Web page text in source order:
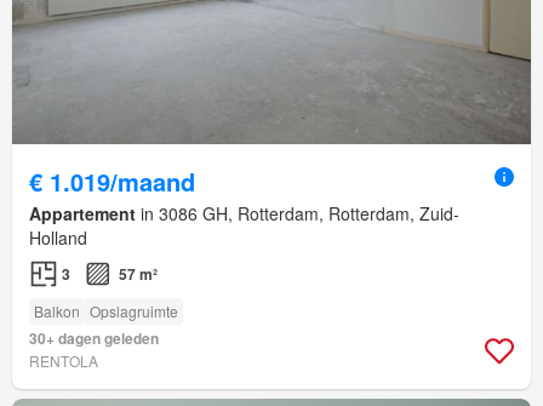
€ 1.019/maand
Appartement in 3086 GH, Rotterdam, Rotterdam, Zuid-
Holland
3 57 m²
Balkon Opslagruimte
30+ dagen geleden
RENTOLA